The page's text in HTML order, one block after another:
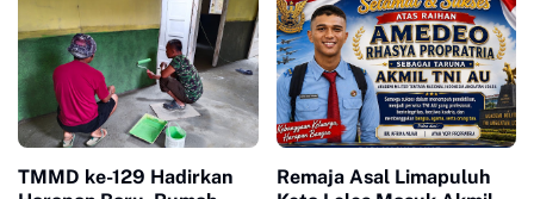
Limapuluh Kota
Ekonomi Warga
TMMD ke-129 Hadirkan
Remaja Asal Limapuluh